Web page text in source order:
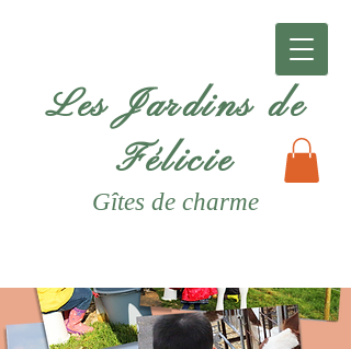
Les Jardins de
Félicie
Gîtes de charme